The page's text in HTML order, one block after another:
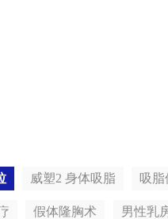
威塑2 身体吸脂 吸脂
假体隆胸术 男性乳